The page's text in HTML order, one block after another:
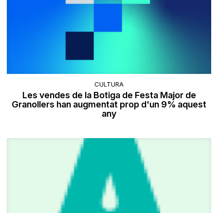
CULTURA
Les vendes de la Botiga de Festa Major de
Granollers han augmentat prop d'un 9% aquest
any